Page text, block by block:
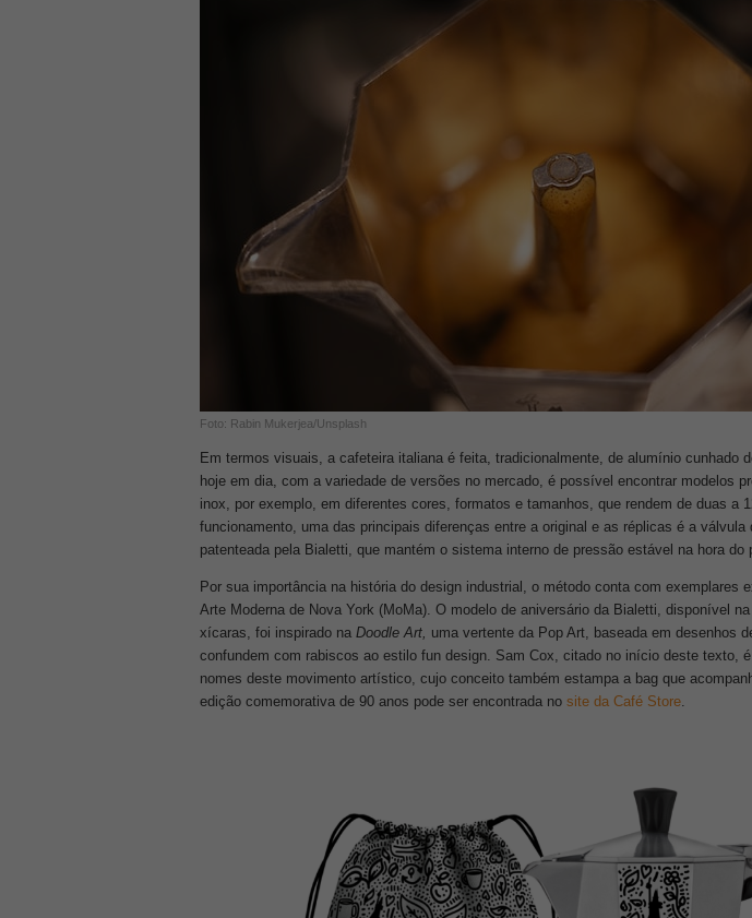
Foto: Rabin Mukerjea/Unsplash
Em termos visuais, a cafeteira italiana é feita, tradicionalmente, de alumínio cunhado
hoje em dia, com a variedade de versões no mercado, é possível encontrar modelos
inox, por exemplo, em diferentes cores, formatos e tamanhos, que rendem de duas a
funcionamento, uma das principais diferenças entre a original e as réplicas é a válvula
patenteada pela Bialetti, que mantém o sistema interno de pressão estável na hora do
Por sua importância na história do design industrial, o método conta com exemplares
Arte Moderna de Nova York (MoMa). O modelo de aniversário da Bialetti, disponível
xícaras, foi inspirado na Doodle Art, uma vertente da Pop Art, baseada em desenhos
confundem com rabiscos ao estilo fun design. Sam Cox, citado no início deste texto,
nomes deste movimento artístico, cujo conceito também estampa a bag que
edição comemorativa de 90 anos pode ser encontrada no site da Café Store.